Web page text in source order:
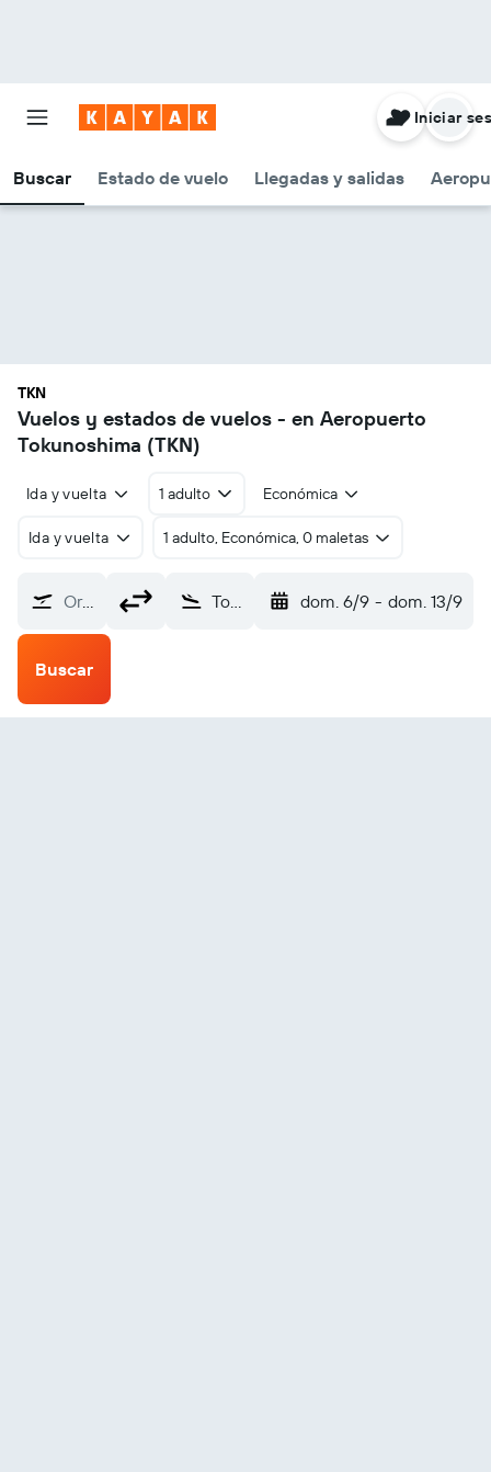
Buscar Estado de vuelo Llegadas y salidas
Iniciar
TKN
Vuelos y estados de vuelos - en Aeropuerto
Tokunoshima (TKN)
Ida y vuelta 1 adulto Económica
Ida y vuelta 1 adulto, Económica, 0 maletas
Origen Tokunoshima (TKN) dom. 6/9 - dom. 13/9
Buscar